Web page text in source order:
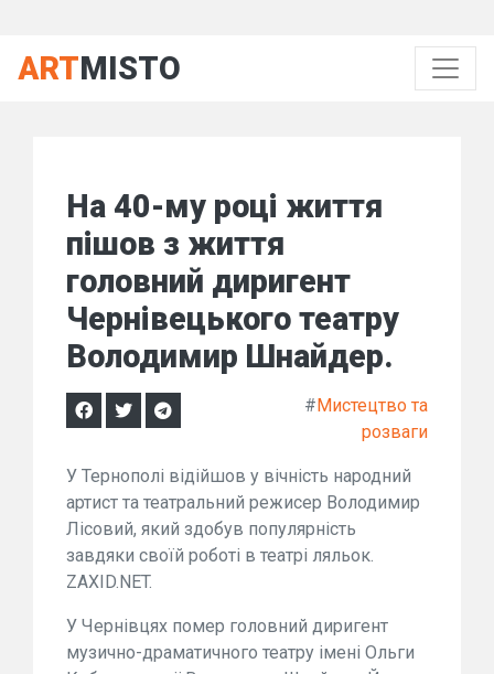
ARTMISTO
На 40-му році життя
пішов з життя
головний диригент
Чернівецького театру
Володимир Шнайдер.
#Мистецтво та
розваги
У Тернополі відійшов у вічність народний
артист та театральний режисер Володимир
Лісовий, який здобув популярність
завдяки своїй роботі в театрі ляльок.
ZAXID.NET.
У Чернівцях помер головний диригент
музично-драматичного театру імені Ольги